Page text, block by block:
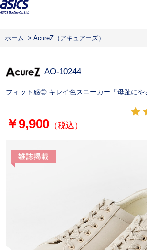
ホーム > AcureZ（アキュアーズ）
AO-10244
フィット感◎ キレイ色スニーカー「母趾にや
￥9,900（税込）